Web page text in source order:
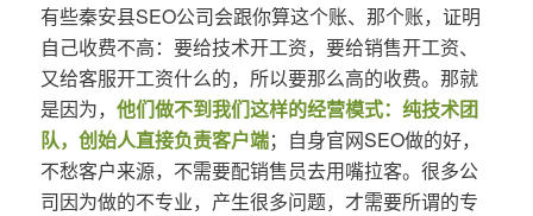
有些秦安县SEO公司会跟你算这个账、那个账，证明
自己收费不高：要给技术开工资，要给销售开工资、
又给客服开工资什么的，所以要那么高的收费。那就
是因为， 他们做不到我们这样的经营模式：纯技术团
队，创始人直接负责客户端；自身官网SEO做的好，
不愁客户来源，不需要配销售员去用嘴拉客。很多公
司因为做的不专业，产生很多问题，才需要所谓的专